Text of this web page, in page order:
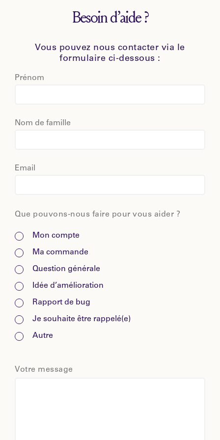
Besoin d’aide ?
Vous pouvez nous contacter via le
formulaire ci-dessous :
Prénom
Nom de famille
Email
Que pouvons-nous faire pour vous aider ?
Mon compte
Ma commande
Question générale
Idée d’amélioration
Rapport de bug
Je souhaite être rappelé(e)
Autre
Votre message